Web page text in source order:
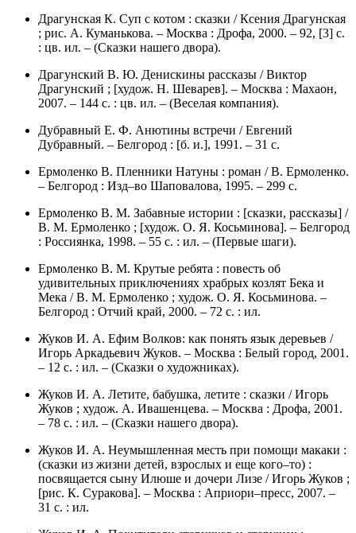
Драгунская К. Суп с котом : сказки / Ксения Драгунская
; рис. А. Куманькова. – Москва : Дрофа, 2000. – 92, [3] с.
: цв. ил. – (Сказки нашего двора).
Драгунский В. Ю. Денискины рассказы / Виктор
Драгунский ; [худож. Н. Шеварев]. – Москва : Махаон,
2007. – 144 с. : цв. ил. – (Веселая компания).
Дубравный Е. Ф. Анютины встречи / Евгений
Дубравный. – Белгород : [б. и.], 1991. – 31 с.
Ермоленко В. Пленники Натуны : роман / В. Ермоленко.
– Белгород : Изд–во Шаповалова, 1995. – 299 с.
Ермоленко В. М. Забавные истории : [сказки, рассказы] /
В. М. Ермоленко ; [худож. О. Я. Косьминова]. – Белгород
: Россиянка, 1998. – 55 с. : ил. – (Первые шаги).
Ермоленко В. М. Крутые ребята : повесть об
удивительных приключениях храбрых козлят Бека и
Мека / В. М. Ермоленко ; худож. О. Я. Косьминова. –
Белгород : Отчий край, 2000. – 72 с. : ил.
Жуков И. А. Ефим Волков: как понять язык деревьев /
Игорь Аркадьевич Жуков. – Москва : Белый город, 2001.
– 12 с. : ил. – (Сказки о художниках).
Жуков И. А. Летите, бабушка, летите : сказки / Игорь
Жуков ; худож. А. Ивашенцева. – Москва : Дрофа, 2001.
– 78 с. : ил. – (Сказки нашего двора).
Жуков И. А. Неумышленная месть при помощи макаки :
(сказки из жизни детей, взрослых и еще кого–то) :
посвящается сыну Илюше и дочери Лизе / Игорь Жуков ;
[рис. К. Суракова]. – Москва : Априори–пресс, 2007. –
31 с. : ил.